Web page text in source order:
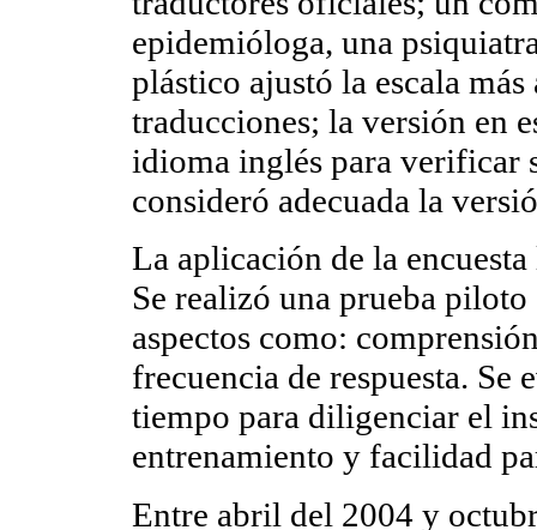
epidemióloga, una
plástico ajustó la escala
traducciones; la versión en
idioma inglés para verificar
consideró adecuada la
La aplicación de la
Se realizó una prueba
aspectos como:
frecuencia de respuesta. Se
tiempo para diligenciar el
entrenamiento y facilidad
Entre abril del 2004 y